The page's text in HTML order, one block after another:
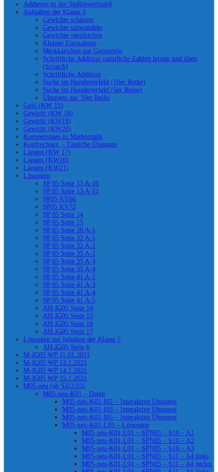
Addieren in der Stellenwerttafel
Aufgaben der Klasse 5
Gewichte schätzen
Gewichte umwandeln
Gewichte vergleichen
Kleines Einmaleins
Merkkärtchen zur Geometrie
Schriftliche Addition natürliche Zahlen lernen und üben
(Scratch)
Schriftliche Addition
Suche im Hunderterfeld (10er Reihe)
Suche im Hunderterfeld (5er Reihe)
Übungen zur 10er Reihe
Geld (KW 15)
Gewicht (KW 18)
Gewicht (KW19)
Gewicht (KW20)
Kompetenzen in Mathematik
Kopfrechnen – Tägliche Übungen
Längen (KW 17)
Längen (KW16)
Längen (KW21)
Lösungen
SP 05 Seite 13 A-10
SP 05 Seite 13 A-12
SP05 KV66
SP05 KV72
SP 05 Seite 14
SP 05 Seite 15
SP 05 Seite 20 A-1
SP 05 Seite 32 A-1
SP 05 Seite 32 A-2
SP 05 Seite 35 A-2
SP 05 Seite 35 A-3
SP 05 Seite 35 A-4
SP 05 Seite 41 A-2
SP 05 Seite 41 A-3
SP 05 Seite 41 A-4
SP 05 Seite 41 A-5
AH JG05 Seite 14
AH JG05 Seite 15
AH JG05 Seite 16
AH JG05 Seite 17
Lösungen zur Inhalten der Klasse 5
AH JG05 Seite 6
M-JG05 WP 11.01.2021
M-JG05 WP 13.1.2021
M-JG05 WP 14.1.2021
M-JG05 WP 15.1.2021
M05-neu (ab SJ22/23)
M05-neu-K01 – Daten
M05-neu-K01-I02 – Interaktive Übungen
M05-neu-K01-I03 – Interaktive Übungen
M05-neu-K01-I05 – Interaktive Übungen
M05-neu-K01-L01 – Lösungen
M05-neu-K01-L01 – SPN05 – S10 – A1
M05-neu-K01-L01 – SPN05 – S10 – A2
M05-neu-K01-L01 – SPN05 – S10 – A3
M05-neu-K01-L01 – SPN05 – S11 – A4 links
M05-neu-K01-L01 – SPN05 – S11 – A4 rechts